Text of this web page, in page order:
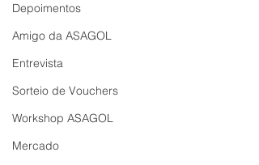
Depoimentos
Amigo da ASAGOL
Entrevista
Sorteio de Vouchers
Workshop ASAGOL
Mercado